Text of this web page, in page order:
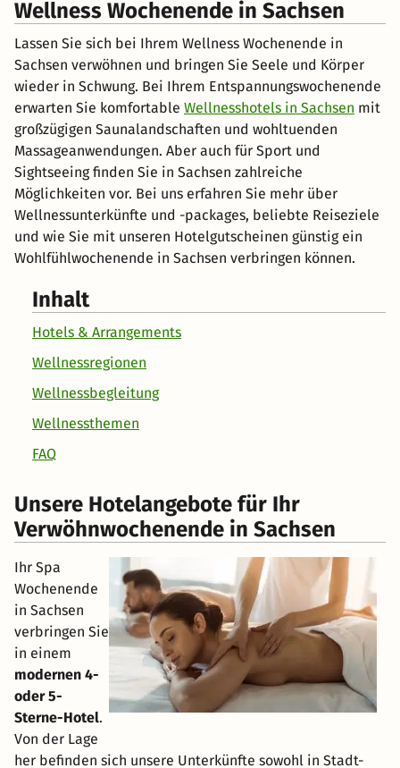
Wellness Wochenende in Sachsen
Lassen Sie sich bei Ihrem Wellness Wochenende in
Sachsen verwöhnen und bringen Sie Seele und Körper
wieder in Schwung. Bei Ihrem Entspannungswochenende
erwarten Sie komfortable Wellnesshotels in Sachsen mit
großzügigen Saunalandschaften und wohltuenden
Massageanwendungen. Aber auch für Sport und
Sightseeing finden Sie in Sachsen zahlreiche
Möglichkeiten vor. Bei uns erfahren Sie mehr über
Wellnessunterkünfte und -packages, beliebte Reiseziele
und wie Sie mit unseren Hotelgutscheinen günstig ein
Wohlfühlwochenende in Sachsen verbringen können.
Inhalt
Hotels & Arrangements
Wellnessregionen
Wellnessbegleitung
Wellnessthemen
FAQ
Unsere Hotelangebote für Ihr
Verwöhnwochenende in Sachsen
Ihr Spa
Wochenende
in Sachsen
verbringen Sie
in einem
modernen 4-
oder 5-
Sterne-Hotel.
Von der Lage
her befinden sich unsere Unterkünfte sowohl in Stadt-